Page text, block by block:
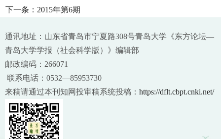
下一条： 2015年第6期
通讯地址：山东省青岛市宁夏路308号青岛大学《东方论坛—
青岛大学学报（社会科学版）》编辑部
邮政编码：266071
联系电话：0532—85953730
来稿请通过本刊知网投审稿系统投稿： https://dflt.cbpt.cnki.net/